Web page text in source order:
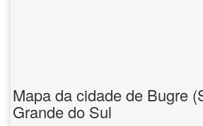
Mapa da cidade de Bugre
Grande do Sul